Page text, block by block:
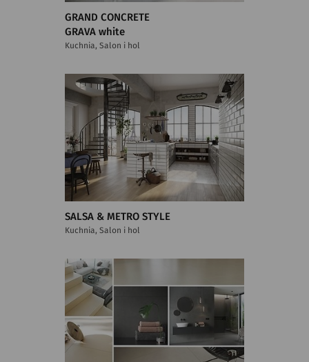
GRAND CONCRETE
GRAVA white
Kuchnia, Salon i hol
SALSA & METRO STYLE
Kuchnia, Salon i hol